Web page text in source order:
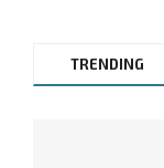
TRENDING